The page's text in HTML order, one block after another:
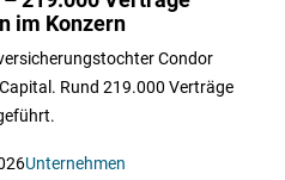
im Konzern
Condor
Rund 219.000 Verträge
Unternehmen